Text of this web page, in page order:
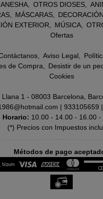
OTROS DIOSES
MÁSCARAS
EXTERIOR
MÚSICA
Ofertas
Aviso Legal
de Compra
Desistir de un
Cookies
Llana 1 - 08003 Barcelona,
| 933105659 |
Horario: 10.00 - 14.00 - 16.00 -
(*) Precios con Impuestos
Métodos de pago